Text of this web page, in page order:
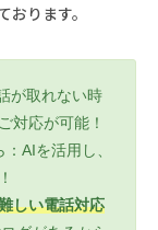
ります。
が取れない時
対応が可能！
：AIを活用し、
しい電話対応